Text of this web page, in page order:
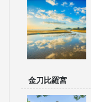
金刀比羅宮